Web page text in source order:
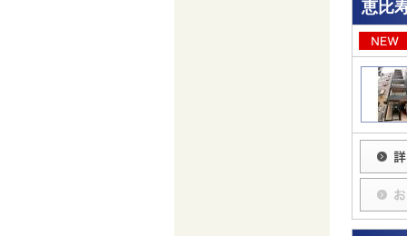
恵比